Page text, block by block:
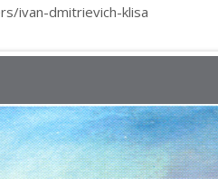
ivan-dmitrievich-klisa